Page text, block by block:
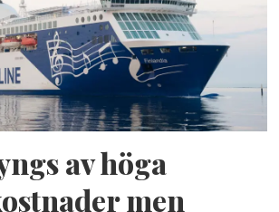
av höga
men